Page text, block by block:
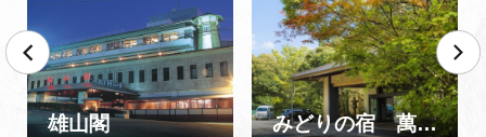
雄山閣 みどりの宿 萬松閣